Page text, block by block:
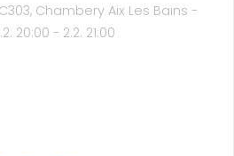
Chambery Aix Les Bains -
20:00 - 2.2. 21:00